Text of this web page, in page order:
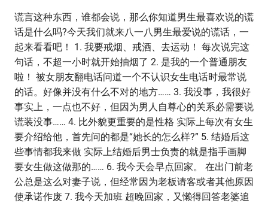
谎言这种东西，谁都会说，那么你知道男生最喜欢说的谎
话是什么吗?今天我们就来八一八男生最爱说的谎话，一
起来看看吧！ 1. 我要戒烟、戒酒、去运动！ 每次说完这
句话，不超一小时就开始抽烟了 2. 是我的一个普通朋友
啦！ 被女朋友翻电话问道一个不认识女生电话时最常说
的话。好像并没有什么不对的地方…… 3. 我没事，我很好
事实上，一点也不好，但因为男人自尊心的关系必需要说
谎装没事…… 4. 比外貌更重要的是性格 实际上每次有女生
要介绍给他，首先问的都是“她长的怎么样?” 5. 结婚后这
些事情都我来做 实际上结婚后男士负责的就是指手画脚
要女生做这做那的…… 6. 我今天会早点回家。 在出门前老
公总是这么对妻子说，但经常因为老板请客或者其他原因
使承诺作废 7. 我今天加班 超晚回家，又懒得回答老婆追